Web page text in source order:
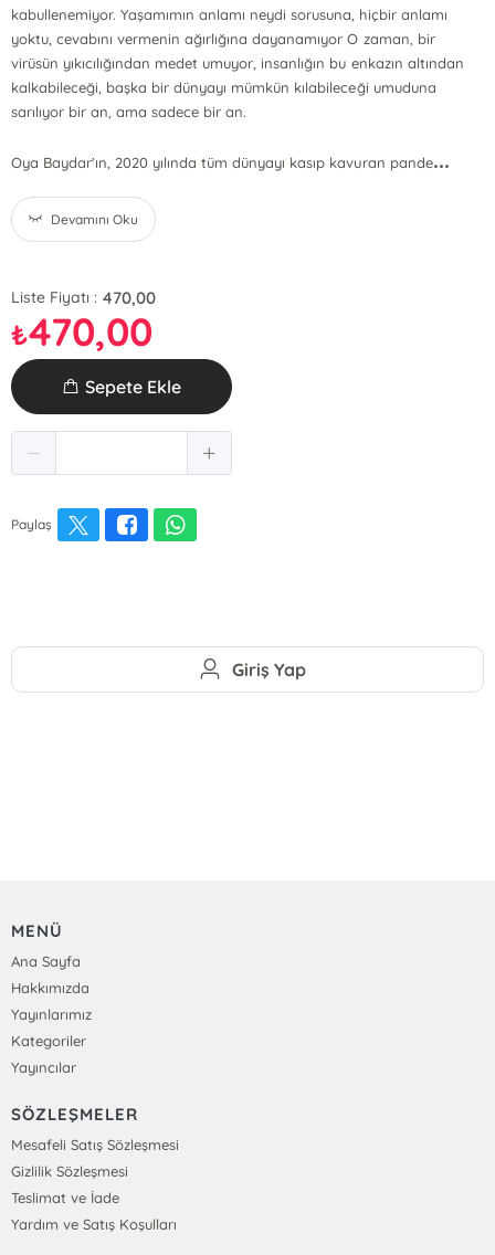
kabullenemiyor. Yaşamımın anlamı neydi sorusuna, hiçbir anlamı
yoktu, cevabını vermenin ağırlığına dayanamıyor O zaman, bir
virüsün yıkıcılığından medet umuyor, insanlığın bu enkazın altından
kalkabileceği, başka bir dünyayı mümkün kılabileceği umuduna
sarılıyor bir an, ama sadece bir an.
Oya Baydar'ın, 2020 yılında tüm dünyayı kasıp kavuran pande...
Devamını Oku
Liste Fiyatı : 470,00
₺470,00
Sepete Ekle
Paylaş
Giriş Yap
MENÜ
Ana Sayfa
Hakkımızda
Yayınlarımız
Kategoriler
Yayıncılar
SÖZLEŞMELER
Mesafeli Satış Sözleşmesi
Gizlilik Sözleşmesi
Teslimat ve İade
Yardım ve Satış Koşulları